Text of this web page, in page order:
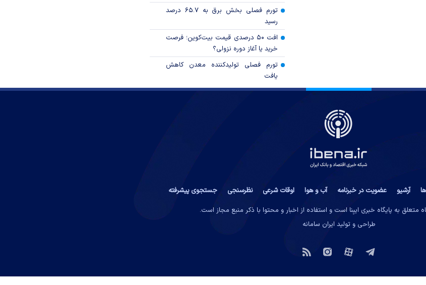
تورم فصلی بخش برق به ۶۵.۷ درصد
رسید
افت ۵۰ درصدی قیمت بیت‌کوین؛ فرصت
خرید یا آغاز دوره نزولی؟
تورم فصلی تولیدکننده معدن کاهش
یافت
آرشیو عضویت در خبرنامه آب و هوا اوقات شرعی نظرسنجی
جستجوی پیشرفته
متعلق به پایگاه خبری ایبِنا است و استفاده از اخبار و محتوا با ذکر منبع مجاز است.
طراحی و تولید ایران سامانه